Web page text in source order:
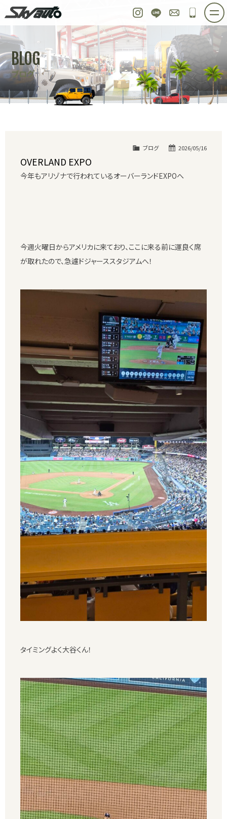
Instagram
LINE お問い合わせ
048-
ホーム 在庫車情報 ご購入プラン
整備作業実例 パーツ販売 買取＆オーダー
店舗紹介 工場紹介 会社概要
スタッフ紹介 求人情報 公式ブログ
BLOG
ブログ
2026/05/16
ブログ
OVERLAND EXPO
今年もアリゾナで行われているオーバーランドEXPOへ
今週火曜日からアメリカに来ており、ここに来る前に運良く席
が取れたので、急遽ドジャーススタジアムへ！
タイミングよく大谷くん！